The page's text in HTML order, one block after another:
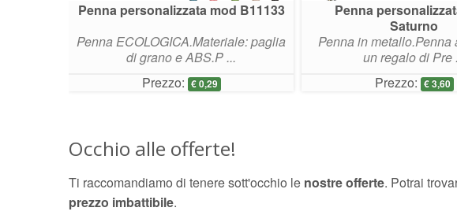
Penna personalizzata mod B11133
Penna ECOLOGICA.Materiale: paglia
di grano e ABS.P ...
Prezzo: € 0,29
Penna
Saturno
Penna in metallo.Penna
un regalo di Pre
Prezzo: € 3,60
Occhio alle offerte!
Ti raccomandiamo di tenere sott'occhio le nostre offerte. Potrai
prezzo imbattibile.